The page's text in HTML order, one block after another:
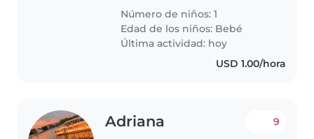
respetuosa y que se dejen guiar
por mis directrices.
Número de niños: 1
Edad de los niños: Bebé
Última actividad: hoy
USD 1.00/hora
Adriana 9